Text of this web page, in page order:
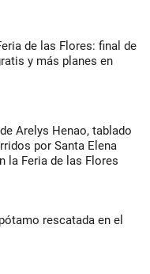
de las Flores: final de
y más planes en
Arelys Henao, tablado
por Santa Elena
la Feria de las Flores
rescatada en el